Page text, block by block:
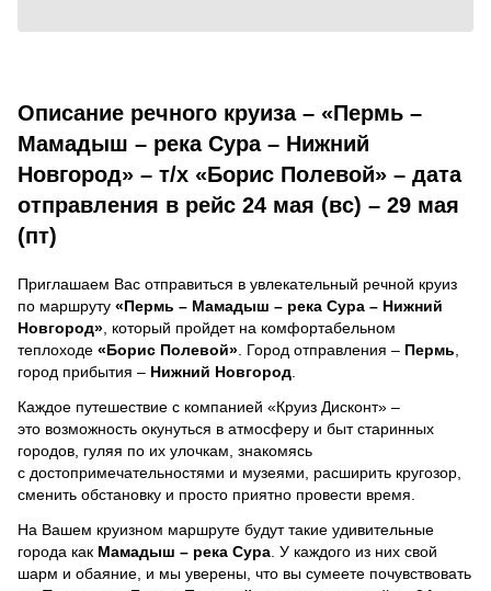
Описание речного круиза – «Пермь –
Мамадыш – река Сура – Нижний
Новгород» – т/х «Борис Полевой» – дата
отправления в рейс 24 мая (вс) – 29 мая
(пт)
Приглашаем Вас отправиться в увлекательный речной круиз
по маршруту «Пермь – Мамадыш – река Сура – Нижний
Новгород» , который пройдет на комфортабельном
теплоходе «Борис Полевой» . Город отправления – Пермь
город прибытия – Нижний Новгород
Каждое путешествие с компанией «Круиз Дисконт» –
это возможность окунуться в атмосферу и быт старинных
городов, гуляя по их улочкам, знакомясь
с достопримечательностями и музеями, расширить кругозор,
сменить обстановку и просто приятно провести время.
На Вашем круизном маршруте будут такие удивительные
города как Мамадыш – река Сура . У каждого из них свой
шарм и обаяние, и мы уверены, что вы сумеете почувствовать